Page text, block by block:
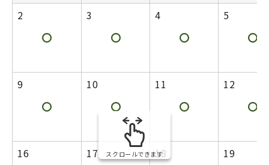
2 3 4 5
9 10 11 12
16 17 18 19
スクロールできます